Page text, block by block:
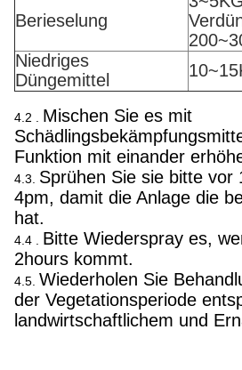
Berieselung
Niedriges
Düngemittel
4.2 . Mischen Sie es mit
Funktion mit einander
4.3. Sprühen Sie sie bitte vor
4pm, damit die Anlage die
hat.
4.4 . Bitte Wiederspray es,
2hours kommt.
4.5. Wiederholen Sie
der Vegetationsperiode
landwirtschaftlichem und